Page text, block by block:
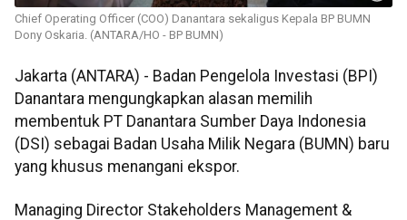
Chief Operating Officer (COO) Danantara sekaligus Kepala BP BUMN
Dony Oskaria. (ANTARA/HO - BP BUMN)
Jakarta (ANTARA) - Badan Pengelola Investasi (BPI)
Danantara mengungkapkan alasan memilih
membentuk PT Danantara Sumber Daya Indonesia
(DSI) sebagai Badan Usaha Milik Negara (BUMN) baru
yang khusus menangani ekspor.
Managing Director Stakeholders Management &